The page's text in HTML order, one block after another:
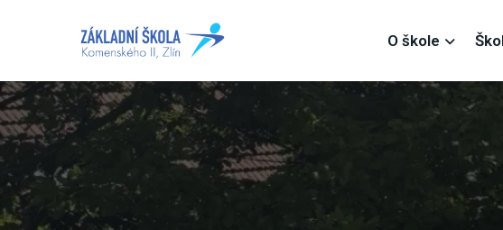
O škole